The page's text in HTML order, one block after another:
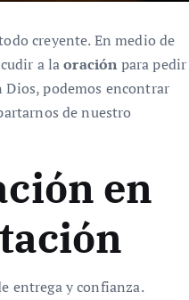
creyente. En medio de
a laoración para pedir
podemos encontrar
de nuestro
en
entrega y confianza.